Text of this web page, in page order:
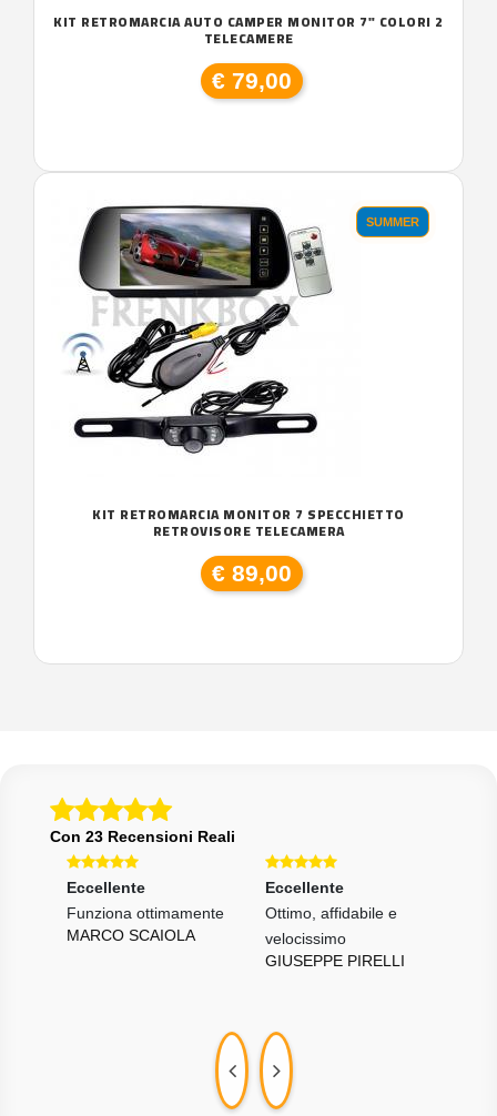
KIT RETROMARCIA AUTO CAMPER MONITOR 7" COLORI 2
TELECAMERE
€ 79,00
SUMMER
KIT RETROMARCIA MONITOR 7 SPECCHIETTO
RETROVISORE TELECAMERA
€ 89,00
Con 23 Recensioni Reali
Eccellente
Funziona ottimamente
MARCO SCAIOLA
Eccellente
Ottimo, affidabile e
velocissimo
GIUSEPPE PIRELLI